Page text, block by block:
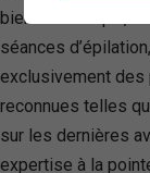
bien-être unique,
séances
exclusivement des
reconnues telles
sur les dernières
expertise à la